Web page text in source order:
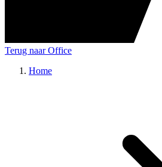
Terug naar Office
Home